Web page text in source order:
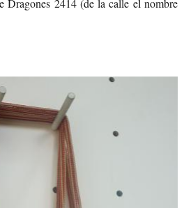
Dragones 2414 (de la calle el nombre